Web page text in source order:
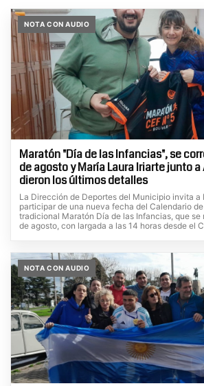
NOTA CON AUDIO
Maratón "Día de las Infancias", se
de agosto y María Laura Iriarte junto
dieron los últimos detalles
La Dirección de Deportes del Municipio invita a
participar de una nueva fecha del Calendario
tradicional Maratón Día de las Infancias, que se
de agosto, con largada a las 14 horas desde el
NOTA CON AUDIO